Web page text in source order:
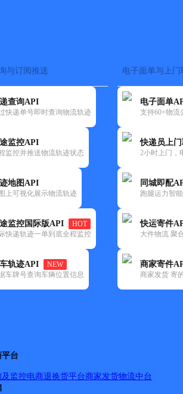
与订阅推送
查询API
快递单号即时查询物流轨迹
监控API
监控并推送物流轨迹状态
地图API
上可视化展示物流轨迹
监控国际版API
HOT
快递轨迹一单到底全程监控
轨迹API
NEW
车牌号查询车辆位置信息
电子面单与上门
电子面单
支持60+物流
快递员上
2小时上门，
同城即配
跑腿运力智
快运寄件
大件物流 聚
商家寄件
商家发货 寄
平台
监控电商退换货平台商家发货物流中台
递网点
快运大全
空已选
(4) 百世快递(25) 德邦快递(37) 极兔速递